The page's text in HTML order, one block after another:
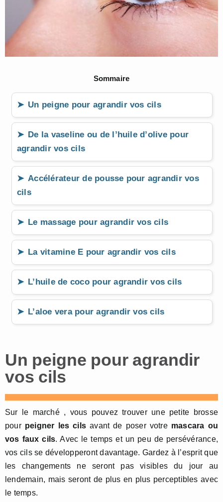
Sommaire
Un peigne pour agrandir vos cils
De la vaseline ou de l’huile d’olive pour
agrandir vos cils
Accélérateur de pousse pour agrandir vos
cils
Le massage pour agrandir vos cils
La vitamine E pour agrandir vos cils
L’huile de coco pour agrandir vos cils
L’aloe vera pour agrandir vos cils
Un peigne pour agrandir
vos cils
Sur le marché , vous pouvez trouver une petite brosse
pour peigner les cilsavant de poser votre mascara ou
vos faux cils. Avec le temps et un peu de persévérance,
vos cils se développeront davantage. Gardez à l’esprit que
les changements ne seront pas visibles du jour au
lendemain, mais seront de plus en plus perceptibles avec
le temps.